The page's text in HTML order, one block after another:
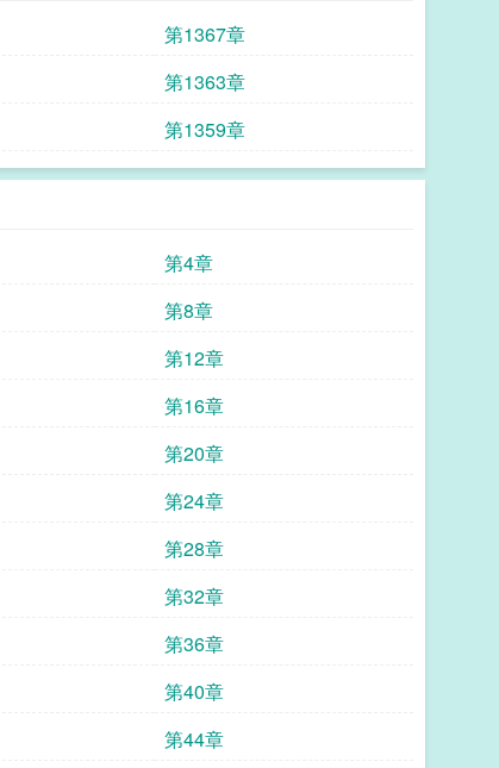
第1367章
第1363章
第1359章
第4章
第8章
第12章
第16章
第20章
第24章
第28章
第32章
第36章
第40章
第44章